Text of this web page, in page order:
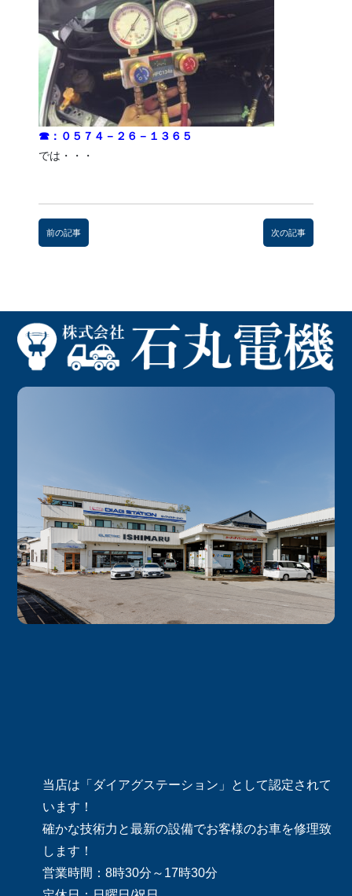
☎：０５７４－２６－１３６５
では・・・
前
後
へ
の
前の記事 次の記事
当店は「ダイアグステーション」として認定されて
います！
確かな技術力と最新の設備でお客様のお車を修理致
します！
営業時間：8時30分～17時30分